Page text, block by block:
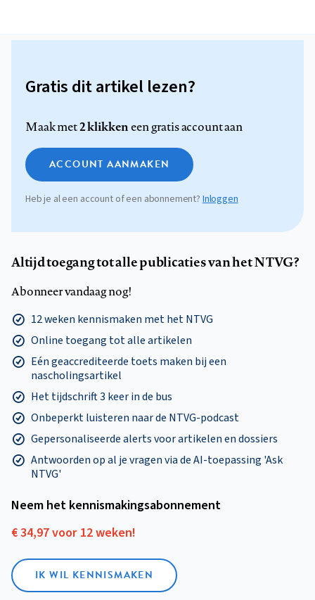
Gratis dit artikel lezen?
Maak met2 klikkeneen gratis account aan
ACCOUNT AANMAKEN
Heb je al een account of een abonnement? Inloggen
Altijd toegang tot alle publicaties van het NTVG?
Abonneer vandaag nog!
12 weken kennismaken met het NTVG
Online toegang tot alle artikelen
Eén geaccrediteerde toets maken bij een
nascholingsartikel
Het tijdschrift 3 keer in de bus
Onbeperkt luisteren naar de NTVG-podcast
Gepersonaliseerde alerts voor artikelen en dossiers
Antwoorden op al je vragen via de AI-toepassing 'Ask
NTVG'
Neem het kennismakings­abonnement
€ 34,97 voor 12 weken!
IK WIL KENNISMAKEN